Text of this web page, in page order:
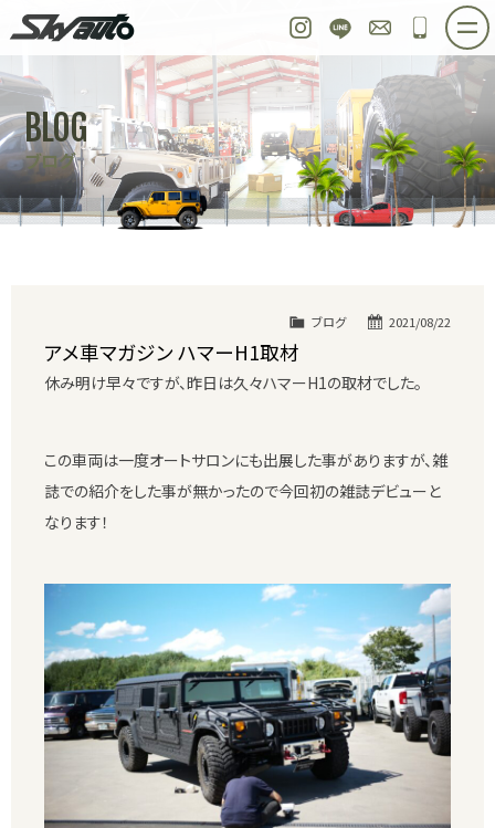
Instagram
LINE お問い合わせ
048-
ホーム 在庫車情報 ご購入プラン
整備作業実例 パーツ販売 買取＆オーダー
店舗紹介 工場紹介 会社概要
スタッフ紹介 求人情報 公式ブログ
BLOG
ブログ
2021/08/22
ブログ
アメ車マガジン ハマーH1取材
休み明け早々ですが、昨日は久々ハマーH1の取材でした。
この車両は一度オートサロンにも出展した事がありますが、雑
誌での紹介をした事が無かったので今回初の雑誌デビューと
なります！